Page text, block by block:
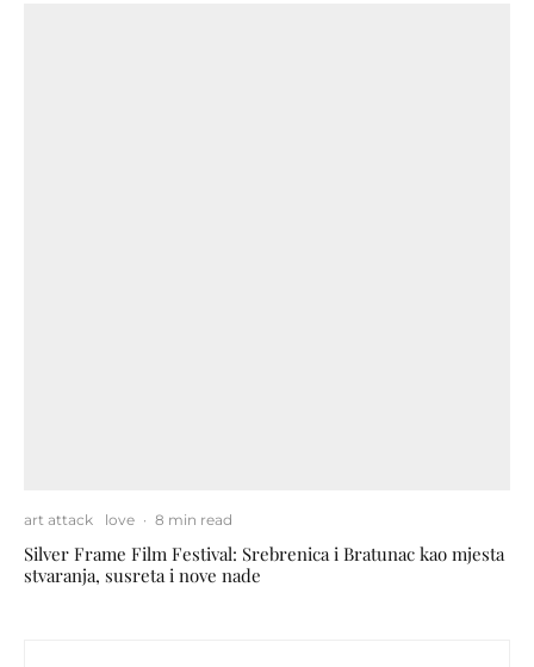
art attack love · 8 min read
Silver Frame Film Festival: Srebrenica i Bratunac kao mjesta
stvaranja, susreta i nove nade